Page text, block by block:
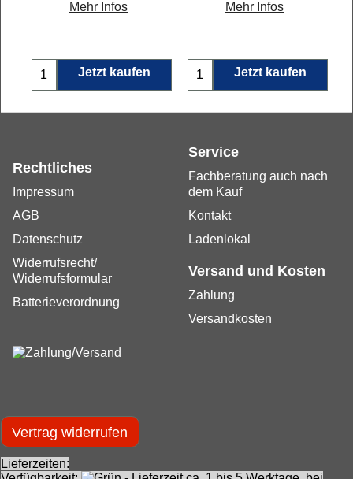
Mehr Infos
Jetzt kaufen
Mehr Infos
Jetzt kaufen
Service
Fachberatung auch nach
dem Kauf
Kontakt
Ladenlokal
Rechtliches
Impressum
AGB
Datenschutz
Widerrufsrecht/
Widerrufsformular
Batterieverordnung
Versand und Kosten
Zahlung
Versandkosten
Vertrag widerrufen
Lieferzeiten: